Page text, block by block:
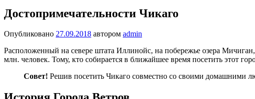
Достопримечательности Чикаго
Опубликовано 27.09.2018 автором admin
Расположенный на севере штата Иллинойс, на побережье озера
млн. человек. Тому, кто собирается в ближайшее время посетить этот
Совет! Решив посетить Чикаго совместно со своими домашними